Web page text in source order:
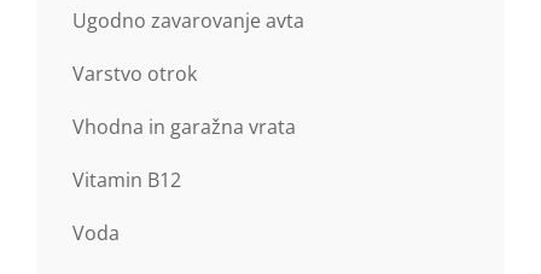
Ugodno zavarovanje avta
Varstvo otrok
Vhodna in garažna vrata
Vitamin B12
Voda